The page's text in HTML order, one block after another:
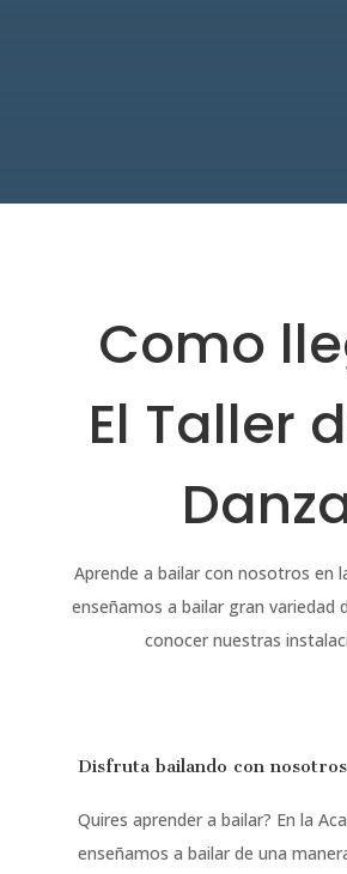
Como
El Taller
Aprende a bailar con nosotros en
enseñamos a bailar gran variedad
conocer nuestras
Disfruta bailando con nosotros
Quires aprender a bailar? En la
enseñamos a bailar de una